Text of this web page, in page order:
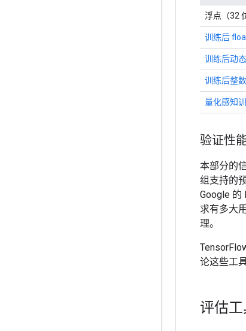
浮点（32
训练后
训练后动
训练后整
量化感知
验证性
本部分的
组支持的
Google 的
求有多大
理。
论这些工具
评估